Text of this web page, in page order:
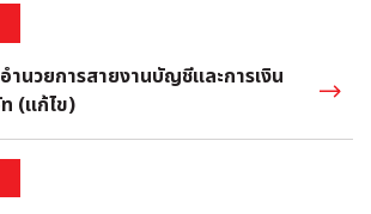
นวยการสายงานบัญชีและการเงิน
(แก้ไข)